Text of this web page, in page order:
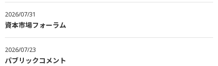
2026/07/31
資本市場フォーラム
2026/07/23
パブリックコメント